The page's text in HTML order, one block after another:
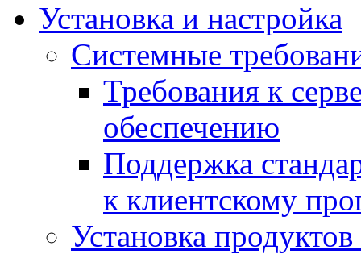
Установка и настройка
Системные
Требования к
обеспечению
Поддержка
к клиентскому
Установка